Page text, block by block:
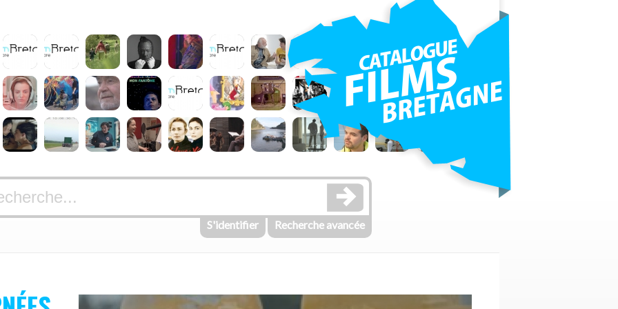
S'identifier Recherche avancée